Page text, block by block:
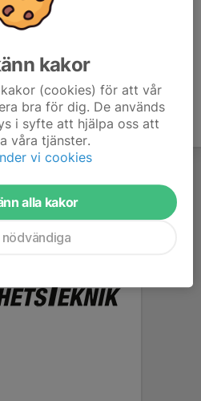
kakor
(cookies) för att vår
bra för dig. De används
i syfte att hjälpa oss att
våra tjänster.
vi cookies
alla kakor
nödvändiga